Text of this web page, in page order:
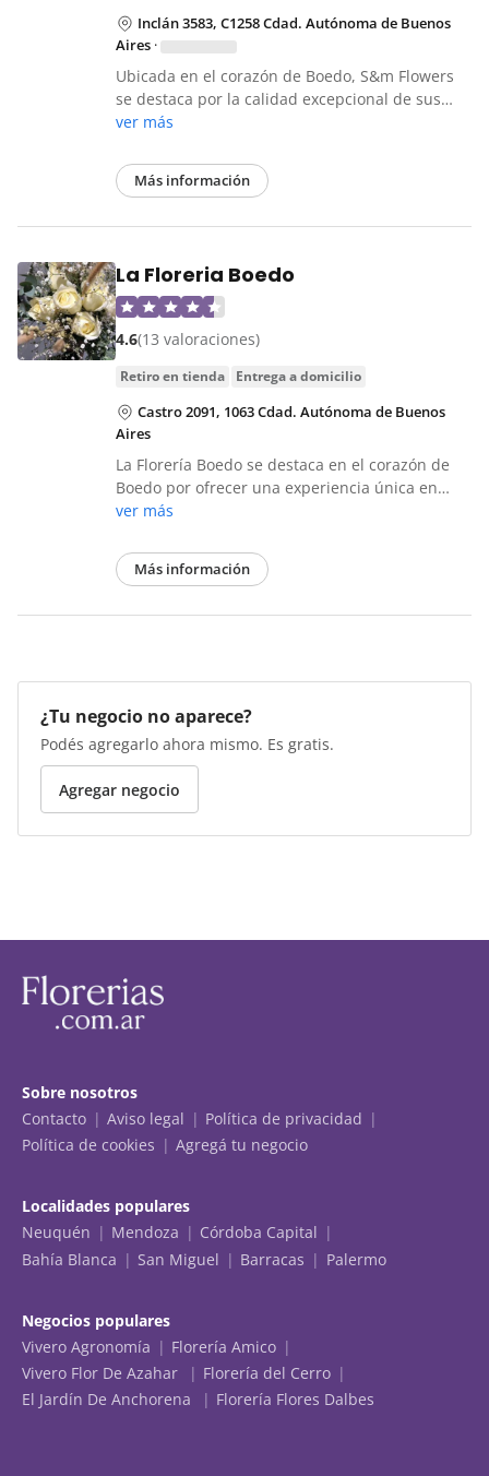
Inclán 3583, C1258 Cdad. Autónoma de Buenos
Aires ·
Ubicada en el corazón de Boedo, S&m Flowers
se destaca por la calidad excepcional de sus…
ver más
Más información
La Floreria Boedo
4.6(13 valoraciones)
retiro en tienda entrega a domicilio
Castro 2091, 1063 Cdad. Autónoma de Buenos
Aires
La Florería Boedo se destaca en el corazón de
Boedo por ofrecer una experiencia única en…
ver más
Más información
¿Tu negocio no aparece?
Podés agregarlo ahora mismo. Es gratis.
Agregar negocio
Sobre nosotros
Contacto
Aviso legal
Política de privacidad
Política de cookies
Agregá tu negocio
Localidades populares
Neuquén
Mendoza
Córdoba Capital
Bahía Blanca
San Miguel Barracas Palermo
Negocios populares
Vivero Agronomía
Florería Amico
Vivero Flor De Azahar
Florería del Cerro
El Jardín De Anchorena
Florería Flores Dalbes